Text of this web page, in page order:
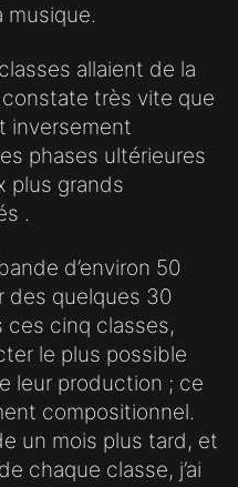
musique.
allaient de la
très vite que
inversement
phases ultérieures
plus grands
.
d’environ 50
des quelques 30
ces cinq classes,
le plus possible
leur production ; ce
compositionnel.
un mois plus tard, et
chaque classe, j’ai